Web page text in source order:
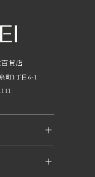
いて
貨店
町1丁目6-1